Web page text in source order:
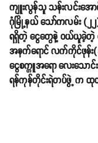
ကျူးလွန်သူ သန်းလင်းအေ
ဂုံမြို့နယ် သော်ကလမ်း (၂၂
ရရှိတဲ့ ငွေတွေနဲ့ ဝယ်ယူခဲ့တဲ့ က
အနက်ရောင် လက်ကိုင်ဖုန်း(
ငွေစက္ကူအရော လေးသေ
ရန်ကုန်တိုင်းရဲတပ်ဖွဲ့ က ထုတ်